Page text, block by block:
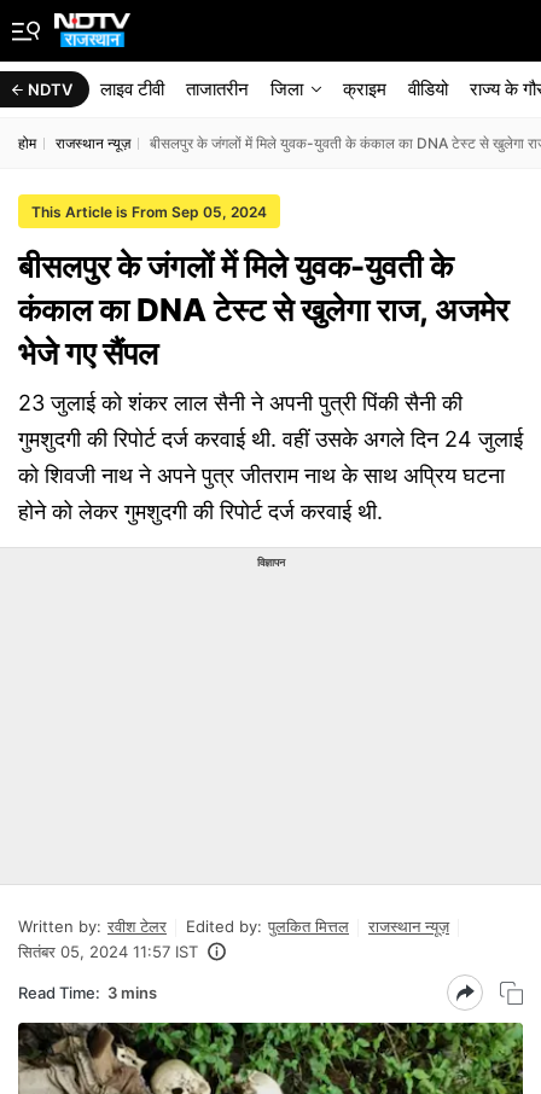
NDTV लाइव टीवी ताजातरीन जिला क्राइम वीडियो राज्‍य के
होम राजस्थान न्यूज़ बीसलपुर के जंगलों में मिले युवक-युवती के कंकाल का DNA टेस्ट से खुलेगा
This Article is From Sep 05, 2024
बीसलपुर के जंगलों में मिले युवक-युवती के
कंकाल का DNA टेस्ट से खुलेगा राज, अजमेर
भेजे गए सैंपल
23 जुलाई को शंकर लाल सैनी ने अपनी पुत्री पिंकी सैनी की
गुमशुदगी की रिपोर्ट दर्ज करवाई थी. वहीं उसके अगले दिन 24 जुलाई
को शिवजी नाथ ने अपने पुत्र जीतराम नाथ के साथ अप्रिय घटना
होने को लेकर गुमशुदगी की रिपोर्ट दर्ज करवाई थी.
विज्ञापन
Written by: रवीश टेलर Edited by: पुलकित मित्तल
राजस्थान न्यूज़
सितंबर 05, 2024 11:57 IST
Read Time: 3 mins